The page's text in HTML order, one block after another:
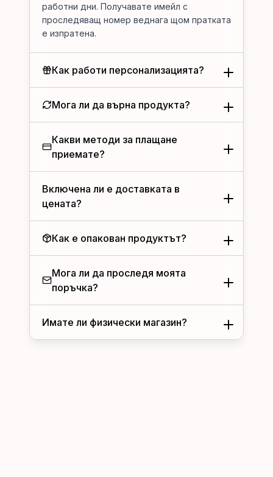
работни дни. Получавате имейл с
проследяващ номер веднага щом пратката
е изпратена.
Как работи персонализацията?
Мога ли да върна продукта?
Какви методи за плащане
приемате?
Включена ли е доставката в
цената?
Как е опакован продуктът?
Мога ли да проследя моята
поръчка?
Имате ли физически магазин?